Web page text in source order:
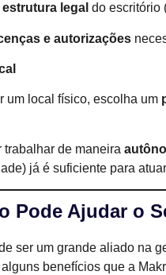
estrutura legal do escritório
e autorizações
um local físico, escolha um
trabalhar de maneira
já é suficiente para
Pode Ajudar o
ser um grande aliado na
benefícios que a